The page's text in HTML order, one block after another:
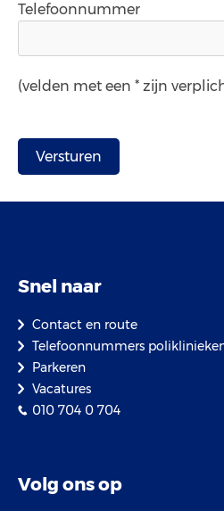
Telefoonnummer
(velden met een * zijn
Snel naar
Contact en route
Telefoonnummers
Parkeren
Vacatures
010 704 0 704
Volg ons op